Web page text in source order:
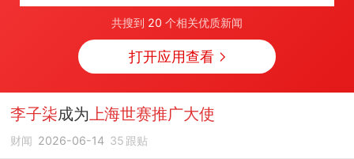
共搜到 20 个相关优质新闻
打开应用查看
李子柒成为上海世赛推广大使
财闻 2026-06-14 35 跟贴